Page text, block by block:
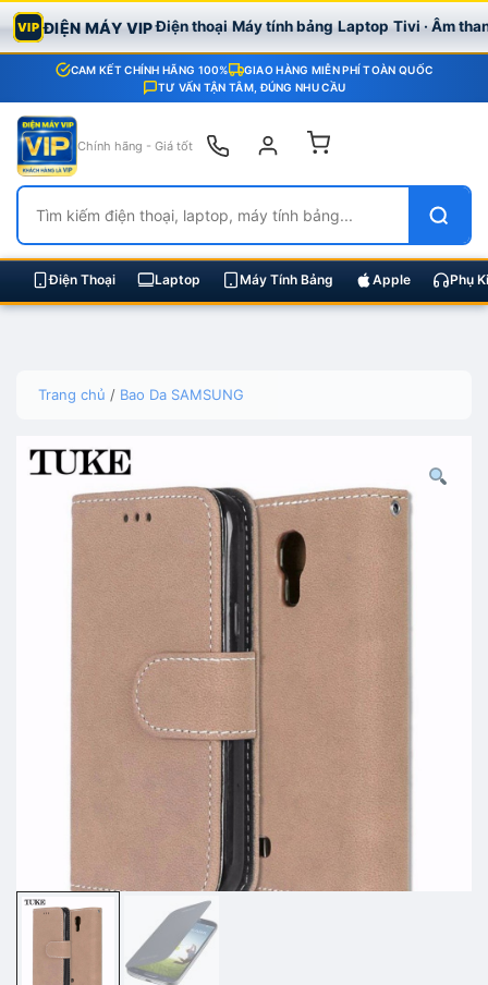
VIP ĐIỆN MÁY VIPĐiện thoại Máy tính bảng Laptop Tivi · Âm
CAM KẾT CHÍNH HÃNG 100%
GIAO HÀNG MIỄN PHÍ TOÀN QUỐC
TƯ VẤN TẬN TÂM, ĐÚNG NHU CẦU
Chính hãng - Giá tốt
Điện Thoại Laptop Máy Tính Bảng Apple Phụ
Trang chủ / Bao Da SAMSUNG